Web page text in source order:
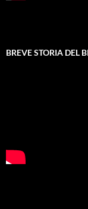
BREVE STORIA DEL